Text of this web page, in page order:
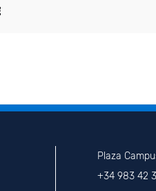
Plaza
+34 983 42